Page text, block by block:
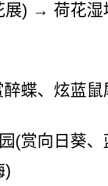
展) → 荷花湿
、炫蓝鼠
向日葵、
)